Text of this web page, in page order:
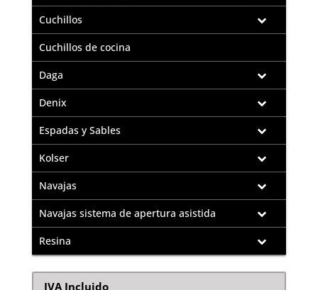
Cuchillos
Cuchillos de cocina
Daga
Denix
Espadas y Sables
Kolser
Navajas
Navajas sistema de apertura asistida
Resina
IVA Incluido